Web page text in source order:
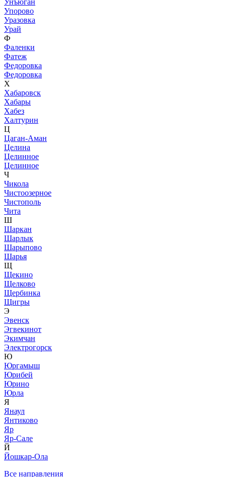
Упорово
Уразовка
Урай
Ф
Фаленки
Фатеж
Федоровка
Федоровка
Х
Хабаровск
Хабары
Хабез
Халтурин
Ц
Цаган-Аман
Целина
Целинное
Целинное
Ч
Чикола
Чистоозерное
Чистополь
Чита
Ш
Шаркан
Шарлык
Шарыпово
Шарья
Щ
Щекино
Щелково
Щербинка
Щигры
Э
Эвенск
Эгвекинот
Экимчан
Электрогорск
Ю
Юргамыш
Юрибей
Юрино
Юрла
Я
Янаул
Янтиково
Яр
Яр-Сале
Й
Йошкар-Ола
Все направления